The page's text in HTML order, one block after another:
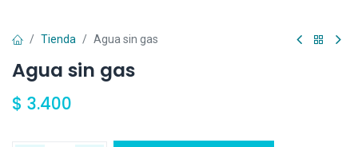
Tienda Agua sin gas
Agua sin gas
$ 3.400